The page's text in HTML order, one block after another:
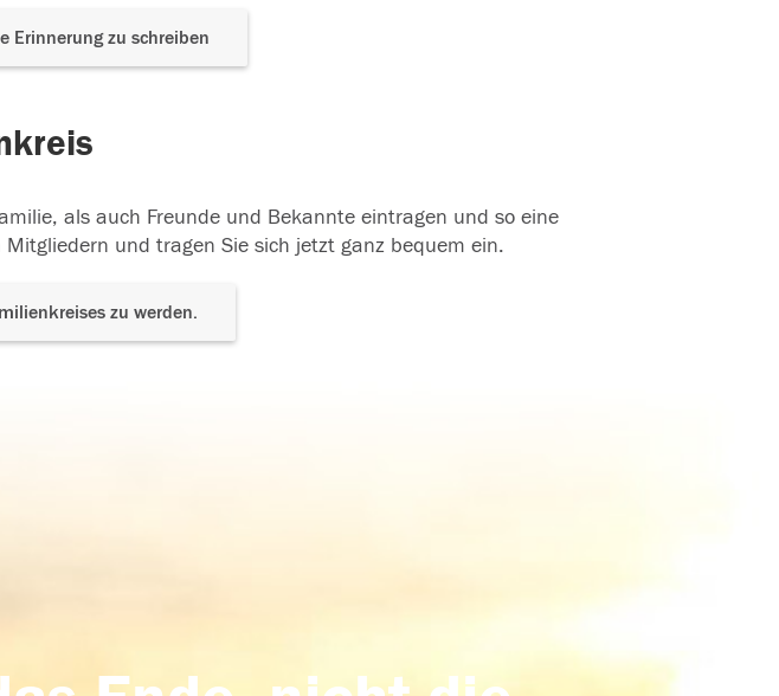
Erinnerung zu schreiben
als auch Freunde und Bekannte eintragen und so eine
und tragen Sie sich jetzt ganz bequem ein.
zu werden.